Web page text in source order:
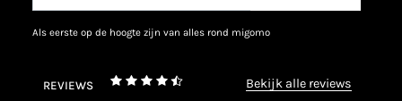
als eerste op de hoogte zijn van alles rond migomo
REVIEWS bekijk alle reviews